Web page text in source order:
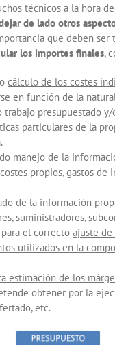
técnicos a la hora
de lado otros
que deben ser
los importes finales,
cálculo de los costes
en función de la
trabajo presupuestado y/
particulares de la
manejo de la
propios, gastos de
de la información
suministradores,
el correcto ajuste
utilizados en la
estimación de los
obtener por la
etc.